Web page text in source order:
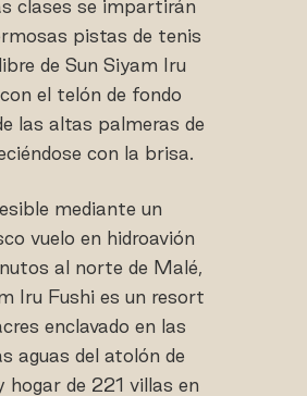
clases se impartirán
pistas de tenis
de Sun Siyam Iru
el telón de fondo
las altas palmeras de
con la brisa.
mediante un
vuelo en hidroavión
al norte de Malé,
Iru Fushi es un resort
enclavado en las
aguas del atolón de
hogar de 221 villas en